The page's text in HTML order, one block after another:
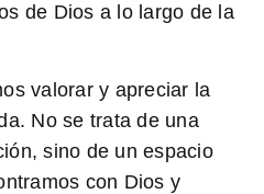
de Dios a lo largo de la
valorar y apreciar la
No se trata de una
sino de un espacio
con Dios y